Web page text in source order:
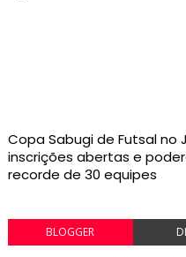
Copa Sabugi de Futsal no
inscrições abertas e
recorde de 30 equipes
BLOGGER